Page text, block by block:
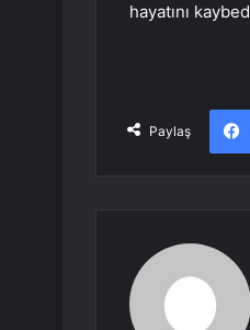
hayatını
Paylaş